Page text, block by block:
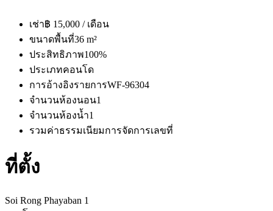
เช่า฿ 15,000 / เดือน
ขนาดพื้นที่36 m²
ประสิทธิภาพ100%
ประเภทคอนโด
การอ้างอิงรายการWF-96304
จำนวนห้องนอน1
จำนวนห้องน้ำ1
รวมค่าธรรมเนียมการจัดการเลขที่
ที่ตั้ง
Soi Rong Phayaban 1